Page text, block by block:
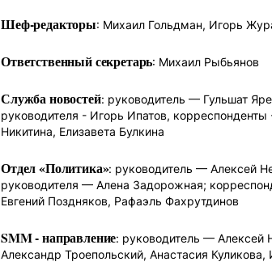
Шеф-редакторы: Михаил Гольдман, Игорь
Ответственный секретарь: Михаил Рыбьянов
Служба новостей: руководитель — Гульшат
руководителя - Игорь Ипатов, корреспонденты
Никитина, Елизавета Булкина
Отдел «Политика»: руководитель — Алексей
руководителя — Алена Задорожная;
Евгений Поздняков, Рафаэль Фахрутдинов
SMM - направление: руководитель —
Александр Троепольский, Анастасия